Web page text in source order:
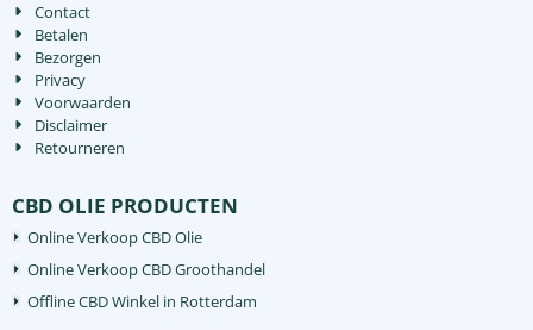
Contact
Betalen
Bezorgen
Privacy
Voorwaarden
Disclaimer
Retourneren
CBD OLIE PRODUCTEN
Online Verkoop CBD Olie
Online Verkoop CBD Groothandel
Offline CBD Winkel in Rotterdam